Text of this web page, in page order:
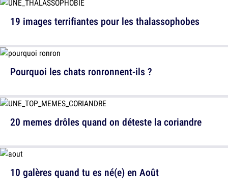
Pourquoi les chats ronronnent-ils ?
10 galères quand tu es né(e) en Août
19 images terrifiantes pour les thalassophobes
20 memes drôles quand on déteste la coriandre